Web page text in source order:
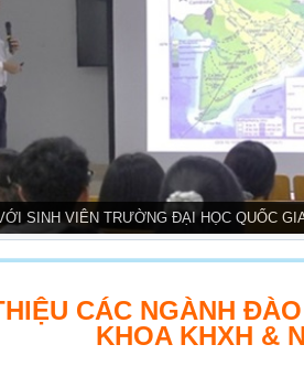
Lan.
CÁC NGÀNH
KHOA KHXH &